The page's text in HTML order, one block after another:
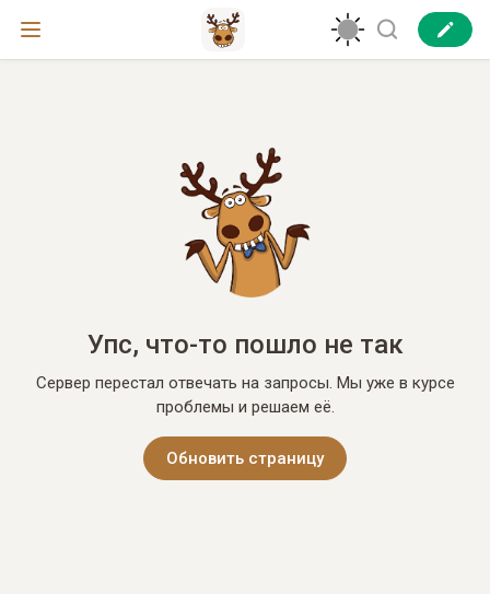
Упс, что-то пошло не так
Сервер перестал отвечать на запросы. Мы уже в курсе
проблемы и решаем её.
Обновить страницу